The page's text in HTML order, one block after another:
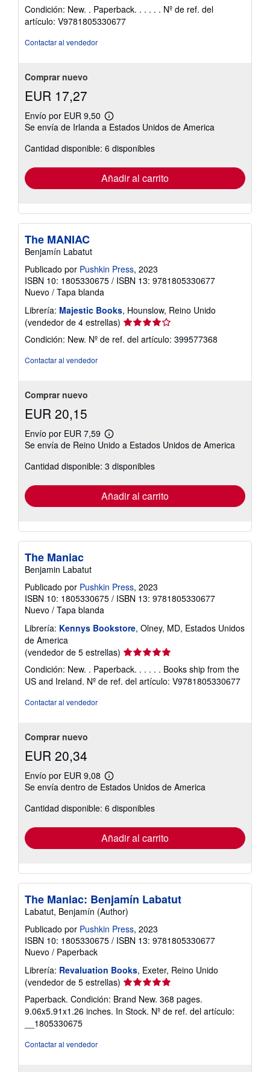
del
vendedor:
5
Condición: New. . Paperback. . . . . . Nº de ref. del
artículo: V9781805330677
Contactar al vendedor
Comprar nuevo
EUR 17,27
Envío por EUR 9,50
Más
información
las
tarifas
envío
Se envía de Irlanda a Estados Unidos de America
Cantidad disponible: 6 disponibles
Añadir al carrito
The MANIAC
Benjamín Labatut
Publicado por Pushkin Press, 2023
ISBN 10: 1805330675 / ISBN 13: 9781805330677
Nuevo / Tapa blanda
Librería: Majestic Books, Hounslow, Reino Unido
(vendedor de 4 estrellas) Calificación
del
vendedor:
Condición: New. Nº de ref. del artículo: 399577368
Contactar al vendedor
Comprar nuevo
EUR 20,15
Envío por EUR 7,59
Más
información
las
tarifas
envío
Se envía de Reino Unido a Estados Unidos de America
Cantidad disponible: 3 disponibles
Añadir al carrito
The Maniac
Benjamin Labatut
Publicado por Pushkin Press, 2023
ISBN 10: 1805330675 / ISBN 13: 9781805330677
Nuevo / Tapa blanda
Librería: Kennys Bookstore, Olney, MD, Estados Unidos
de America
(vendedor de 5 estrellas) Calificación
del
vendedor:
5
Condición: New. . Paperback. . . . . . Books ship from the
US and Ireland. Nº de ref. del artículo: V9781805330677
Contactar al vendedor
Comprar nuevo
EUR 20,34
Envío por EUR 9,08
Más
información
las
tarifas
envío
Se envía dentro de Estados Unidos de America
Cantidad disponible: 6 disponibles
Añadir al carrito
The Maniac: Benjamín Labatut
Labatut, Benjamín (Author)
Publicado por Pushkin Press, 2023
ISBN 10: 1805330675 / ISBN 13: 9781805330677
Nuevo / Paperback
Librería: Revaluation Books, Exeter, Reino Unido
(vendedor de 5 estrellas) Calificación
vendedor:
5
Paperback. Condición: Brand New. 368 pages.
9.06x5.91x1.26 inches. In Stock. Nº de ref. del artículo:
__1805330675
Contactar al vendedor